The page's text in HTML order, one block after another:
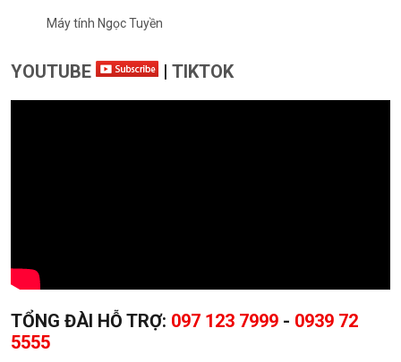
Máy tính Ngọc Tuyền
YOUTUBE | TIKTOK
TỔNG ĐÀI HỖ TRỢ: 097 123 7999 - 0939 72
5555